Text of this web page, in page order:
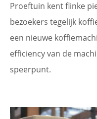
Proeftuin kent flinke
bezoekers tegelijk
een nieuwe
efficiency van de
speerpunt.